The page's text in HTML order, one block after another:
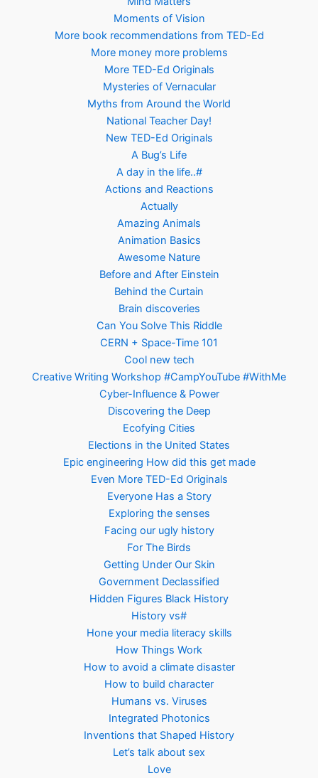
Moments of Vision
More book recommendations from TED-Ed
More money more problems
More TED-Ed Originals
Mysteries of Vernacular
Myths from Around the World
National Teacher Day!
New TED-Ed Originals
A Bug’s Life
A day in the life..#
Actions and Reactions
Actually
Amazing Animals
Animation Basics
Awesome Nature
Before and After Einstein
Behind the Curtain
Brain discoveries
Can You Solve This Riddle
CERN + Space-Time 101
Cool new tech
Creative Writing Workshop #CampYouTube #WithMe
Cyber-Influence & Power
Discovering the Deep
Ecofying Cities
Elections in the United States
Epic engineering How did this get made
Even More TED-Ed Originals
Everyone Has a Story
Exploring the senses
Facing our ugly history
For The Birds
Getting Under Our Skin
Government Declassified
Hidden Figures Black History
History vs#
Hone your media literacy skills
How Things Work
How to avoid a climate disaster
How to build character
Humans vs. Viruses
Integrated Photonics
Inventions that Shaped History
Let’s talk about sex
Love